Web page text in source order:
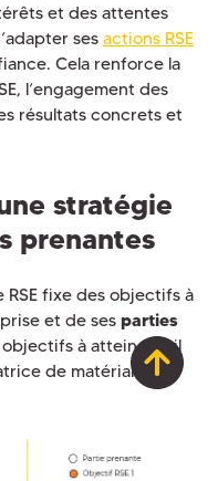
et des attentes
ses actions RSE
Cela renforce la
l’engagement des
résultats concrets et
stratégie
prenantes
fixe des objectifs à
et de ses parties
à atteindre, il
de matérialité.